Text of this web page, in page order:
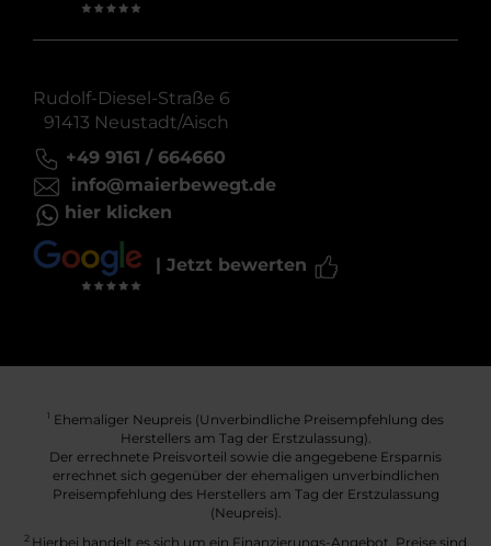
Rudolf-Diesel-Straße 6
91413 Neustadt/Aisch
+49 9161 / 664660
info@maierbewegt.de
hier klicken
| Jetzt bewerten
1
Ehemaliger Neupreis (Unverbindliche Preisempfehlung des
Herstellers am Tag der Erstzulassung).
Der errechnete Preisvorteil sowie die angegebene Ersparnis
errechnet sich gegenüber der ehemaligen unverbindlichen
Preisempfehlung des Herstellers am Tag der Erstzulassung
(Neupreis).
2 Hierbei handelt es sich um ein Finanzierungs-Angebot. Preise sind